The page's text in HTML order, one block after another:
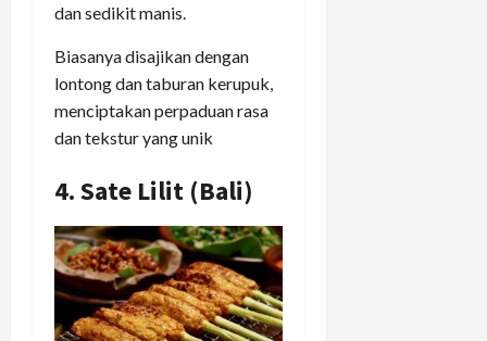
dan sedikit manis.
Biasanya disajikan dengan
lontong dan taburan kerupuk,
menciptakan perpaduan rasa
dan tekstur yang unik
4. Sate Lilit (Bali)